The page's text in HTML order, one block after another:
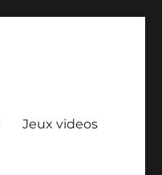
Jeux videos